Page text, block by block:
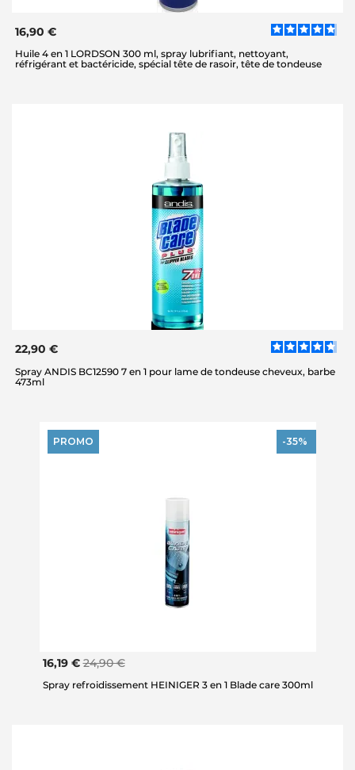
16,90 €
Huile 4 en 1 LORDSON 300 ml, spray lubrifiant, nettoyant,
réfrigérant et bactéricide, spécial tête de rasoir, tête de tondeuse
22,90 €
Spray ANDIS BC12590 7 en 1 pour lame de tondeuse cheveux, barbe
473ml
PROMO -35%
16,19 €24,90 €
Spray refroidissement HEINIGER 3 en 1 Blade care 300ml